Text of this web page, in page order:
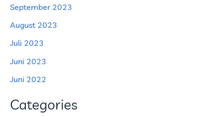
September 2023
August 2023
Juli 2023
Juni 2023
Juni 2022
Categories